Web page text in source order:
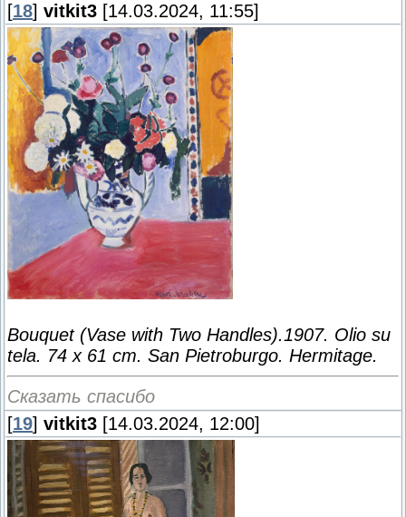
[18] vitkit3 [14.03.2024, 11:55]
Bouquet (Vase with Two Handles).1907. Olio su
tela. 74 x 61 cm. San Pietroburgo. Hermitage.
Сказать спасибо
[19] vitkit3 [14.03.2024, 12:00]